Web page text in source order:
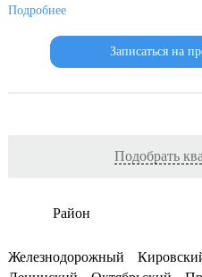
Подробнее
Записаться на
Подобрать
Район
Железнодорожный